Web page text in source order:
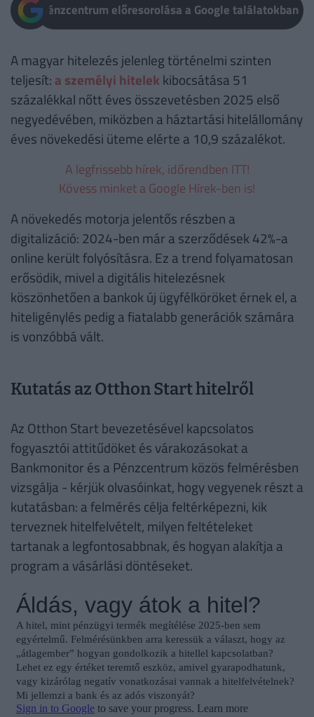
Pénzcentrum előresorolása a Google találatokban
A magyar hitelezés jelenleg történelmi szinten
teljesít: a személyi hitelek kibocsátása 51
százalékkal nőtt éves összevetésben 2025 első
negyedévében, miközben a háztartási hitelállomány
éves növekedési üteme elérte a 10,9 százalékot.
A legfrissebb hírek, időrendben ITT!
Kövess minket a Google Hírek-ben is!
A növekedés motorja jelentős részben a
digitalizáció: 2024-ben már a szerződések 42%-a
online került folyósításra. Ez a trend folyamatosan
erősödik, mivel a digitális hitelezésnek
köszönhetően a bankok új ügyfélköröket érnek el, a
hiteligénylés pedig a fiatalabb generációk számára
is vonzóbbá vált.
Kutatás az Otthon Start hitelről
Az Otthon Start bevezetésével kapcsolatos
fogyasztói attitűdöket és várakozásokat a
Bankmonitor és a Pénzcentrum közös felmérésben
vizsgálja - kérjük olvasóinkat, hogy vegyenek részt a
kutatásban: a felmérés célja feltérképezni, kik
terveznek hitelfelvételt, milyen feltételeket
tartanak a legfontosabbnak, és hogyan alakítja a
program a vásárlási döntéseket.